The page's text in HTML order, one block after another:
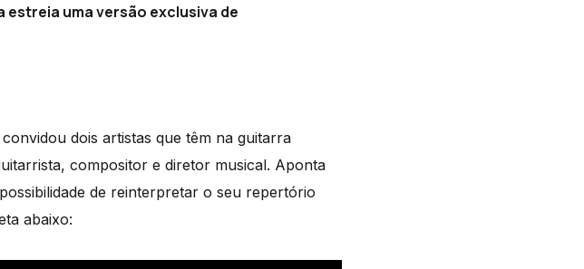
uma versão exclusiva de
dois artistas que têm na guitarra
compositor e diretor musical. Aponta
de reinterpretar o seu repertório
abaixo: